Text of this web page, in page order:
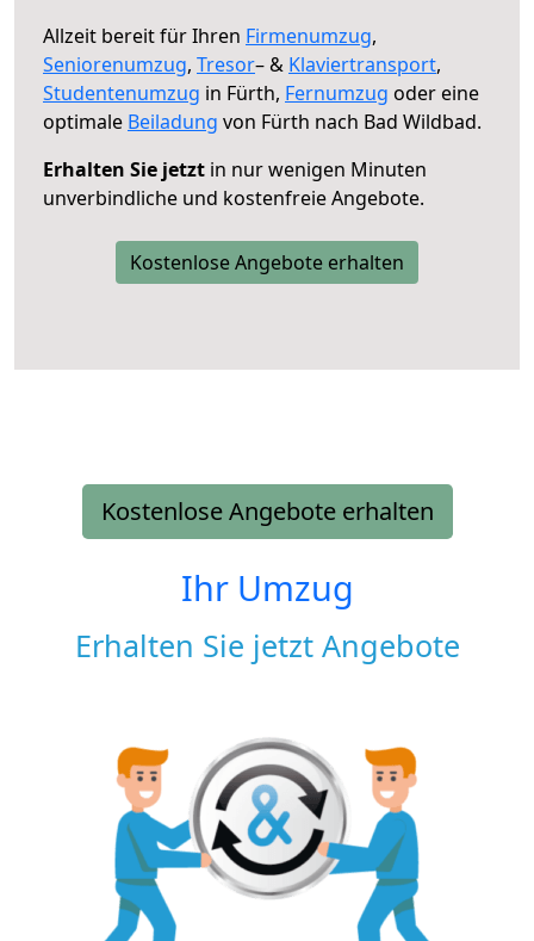
Allzeit bereit für Ihren Firmenumzug,
Seniorenumzug, Tresor– & Klaviertransport,
Studentenumzug in Fürth, Fernumzug oder eine
optimale Beiladung von Fürth nach Bad Wildbad.
Erhalten Sie jetzt in nur wenigen Minuten
unverbindliche und kostenfreie Angebote.
Kostenlose Angebote erhalten
Kostenlose Angebote erhalten
Ihr Umzug
Erhalten Sie jetzt Angebote